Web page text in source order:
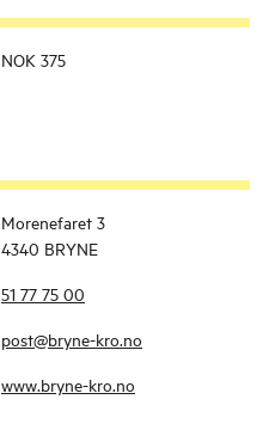
NOK 375
Morenefaret 3
4340 BRYNE
51 77 75 00
post@bryne-kro.no
www.bryne-kro.no